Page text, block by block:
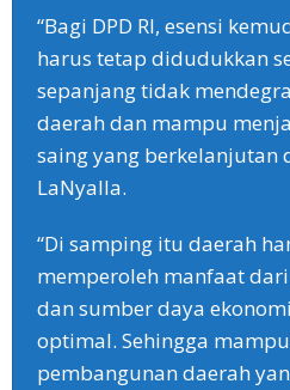
“Bagi DPD RI, esensi
harus tetap didudukkan
sepanjang tidak
daerah dan mampu
saing yang berkelanjutan
LaNyalla.
“Di samping itu daerah
memperoleh manfaat
dan sumber daya
optimal. Sehingga
pembangunan daerah